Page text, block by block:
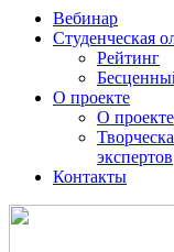
Вебинар
Студенческая
Рейтинг
О проекте
О проекте
экспертов
Контакты